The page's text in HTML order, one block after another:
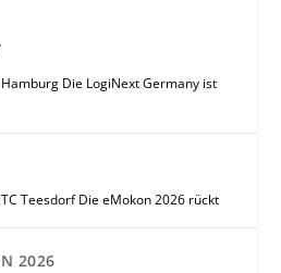
Die LogiNext Germany ist
Teesdorf Die eMokon 2026 rückt
2026